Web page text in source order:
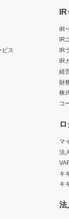
ビス
IR
IR
IR
IR
IR
経
財
株
コ
マ
法
キ
キ